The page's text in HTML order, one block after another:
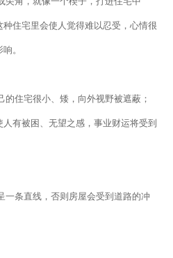
住宅里会使人觉得难以忍受，心情很
。
住宅很小、矮，向外视野被遮蔽；
有被困、无望之感，事业财运将受到
一条直线，否则房屋会受到道路的冲